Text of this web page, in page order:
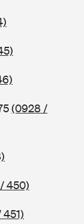
(0928 /
450)